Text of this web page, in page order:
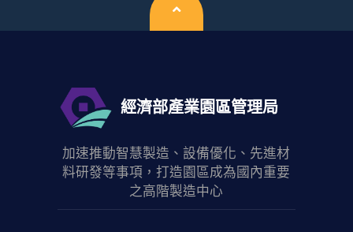
經濟部產業園區管理局
加速推動智慧製造、設備優化、先進材
料研發等事項，打造園區成為國內重要
之高階製造中心